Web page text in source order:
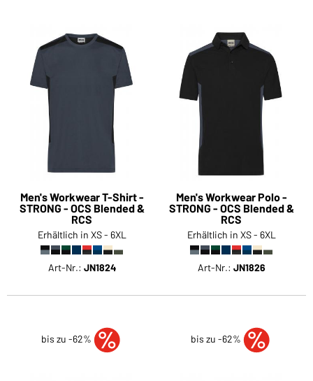
Men's Workwear T-Shirt -
STRONG - OCS Blended &
RCS
Erhältlich in XS - 6XL
Art-Nr.: JN1824
Men's Workwear Polo -
STRONG - OCS Blended &
RCS
Erhältlich in XS - 6XL
Art-Nr.: JN1826
bis zu -62% bis zu -62%